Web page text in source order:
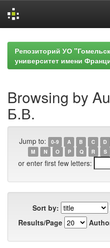
navigationРепозиторий УО
университет имени
Browsing by
Б.В.
Jump to: 0-9 A B C D
M
N O P Q R S
or enter first few letters:
Sort by:
Results/Page